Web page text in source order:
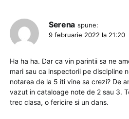
Serena spune:
9 februarie 2022 la 21:20
Ha ha ha. Dar ca vin parintii sa ne
mari sau ca inspectorii pe discipline
notarea de la 5 iti vine sa crezi? De
vazut in cataloage note de 2 sau 3.
trec clasa, o fericire si un dans.